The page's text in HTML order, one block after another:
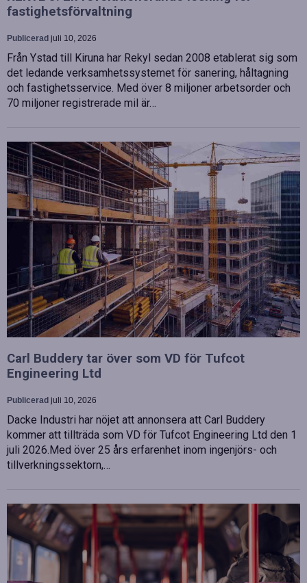
fastighetsförvaltning
Publicerad juli 10, 2026
Från Ystad till Kiruna har Rekyl sedan 2008 etablerat sig som
det ledande verksamhetssystemet för sanering, håltagning
och fastighetsservice. Med över 8 miljoner arbetsorder och
70 miljoner registrerade mil är…
Carl Buddery tar över som VD för Tufcot
Engineering Ltd
Publicerad juli 10, 2026
Dacke Industri har nöjet att annonsera att Carl Buddery
kommer att tillträda som VD för Tufcot Engineering Ltd den 1
juli 2026.Med över 25 års erfarenhet inom ingenjörs- och
tillverkningssektorn,…